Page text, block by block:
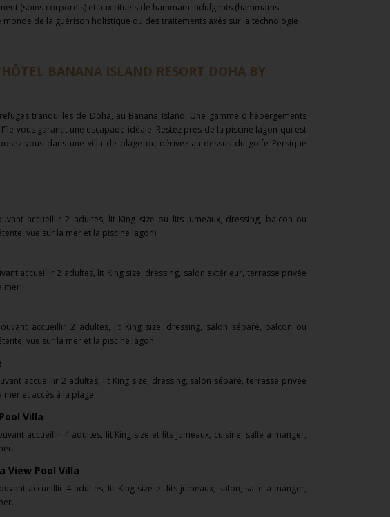
(soins corporels) et aux rituels de hammam indulgents (hammams
monde de la guérison holistique ou des traitements axés sur la technologie
BANANA ISLAND RESORT DOHA BY
tranquilles de Doha, au Banana Island. Une gamme d'hébergements
vous garantit une escapade idéale. Restez près de la piscine lagon qui est
vous dans une villa de plage ou dérivez au-dessus du golfe Persique
accueillir 2 adultes, lit King size ou lits jumeaux, dressing, balcon ou
vue sur la mer et la piscine lagon).
accueillir2 adultes, lit King size, dressing, salon extérieur, terrasse privée
mer.
accueillir 2 adultes, lit King size, dressing, salon séparé, balcon ou
vue sur la mer et la piscine lagon.
accueillir2 adultes, lit King size, dressing, salon séparé, terrasse privée
mer et accès à la plage.
Villa
accueillir 4 adultes, lit King size et lits jumeaux, cuisine, salle à manger,
View Pool Villa
accueillir 4 adultes, lit King size et lits jumeaux, salon, salle à manger,